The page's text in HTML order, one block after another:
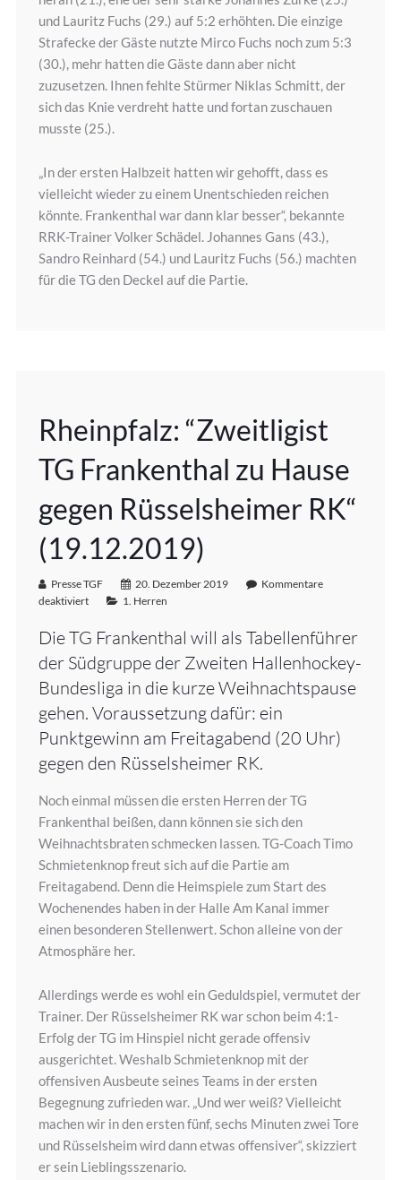
und Lauritz Fuchs (29.) auf 5:2 erhöhten. Die einzige
Strafecke der Gäste nutzte Mirco Fuchs noch zum 5:3
(30.), mehr hatten die Gäste dann aber nicht
zuzusetzen. Ihnen fehlte Stürmer Niklas Schmitt, der
sich das Knie verdreht hatte und fortan zuschauen
musste (25.).
„In der ersten Halbzeit hatten wir gehofft, dass es
vielleicht wieder zu einem Unentschieden reichen
könnte. Frankenthal war dann klar besser“, bekannte
RRK-Trainer Volker Schädel. Johannes Gans (43.),
Sandro Reinhard (54.) und Lauritz Fuchs (56.) machten
für die TG den Deckel auf die Partie.
Rheinpfalz: “Zweitligist
TG Frankenthal zu Hause
gegen Rüsselsheimer RK“
(19.12.2019)
Presse TGF 20. Dezember 2019
Kommentare
deaktiviert
1. Herren
Die TG Frankenthal will als Tabellenführer
der Südgruppe der Zweiten Hallenhockey-
Bundesliga in die kurze Weihnachtspause
gehen. Voraussetzung dafür: ein
Punktgewinn am Freitagabend (20 Uhr)
gegen den Rüsselsheimer RK.
Noch einmal müssen die ersten Herren der TG
Frankenthal beißen, dann können sie sich den
Weihnachtsbraten schmecken lassen. TG-Coach Timo
Schmietenknop freut sich auf die Partie am
Freitagabend. Denn die Heimspiele zum Start des
Wochenendes haben in der Halle Am Kanal immer
einen besonderen Stellenwert. Schon alleine von der
Atmosphäre her.
Allerdings werde es wohl ein Geduldspiel, vermutet der
Trainer. Der Rüsselsheimer RK war schon beim 4:1-
Erfolg der TG im Hinspiel nicht gerade offensiv
ausgerichtet. Weshalb Schmietenknop mit der
offensiven Ausbeute seines Teams in der ersten
Begegnung zufrieden war. „Und wer weiß? Vielleicht
machen wir in den ersten fünf, sechs Minuten zwei Tore
und Rüsselsheim wird dann etwas offensiver“, skizziert
er sein Lieblingsszenario.